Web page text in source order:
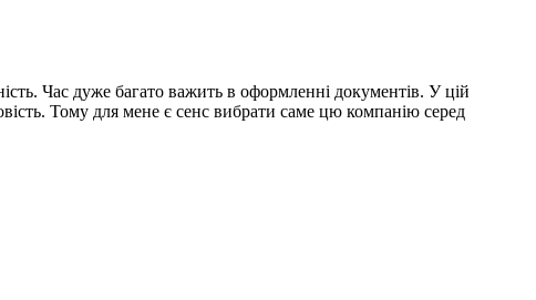
Час дуже багато важить в оформленні документів. У цій
Тому для мене є сенс вибрати саме цю компанію серед